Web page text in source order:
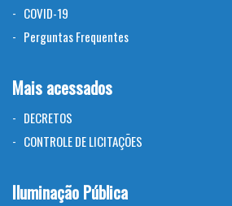
COVID-19
Perguntas Frequentes
Mais acessados
DECRETOS
CONTROLE DE LICITAÇÕES
Iluminação Pública